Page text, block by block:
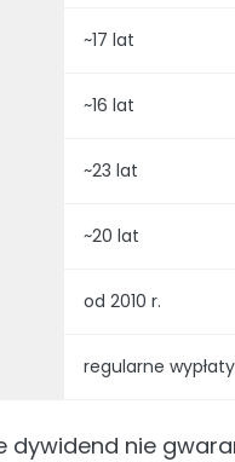
~17 lat
~16 lat
~23 lat
~20 lat
od 2010 r.
regularne wypłaty
dywidend nie